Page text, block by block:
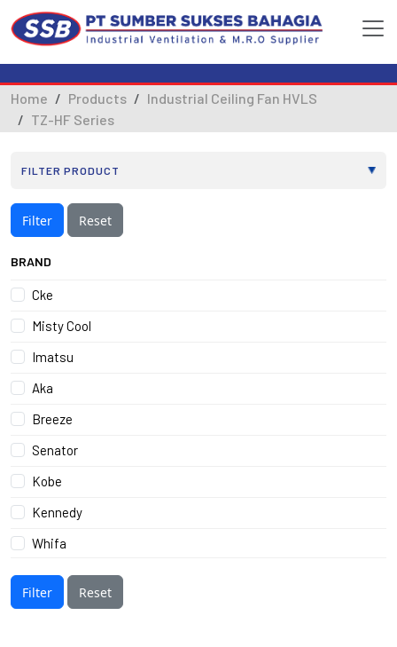
Home Products
Industrial Ceiling Fan HVLS
TZ-HF Series
Filter Reset
BRAND
Cke
Misty Cool
Imatsu
Aka
Breeze
Senator
Kobe
Kennedy
Whifa
Filter Reset